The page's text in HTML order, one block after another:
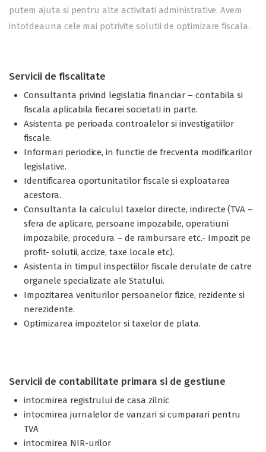
putem ajuta si pentru alte activitati administrative. Avem
intotdeauna cele mai potrivite solutii de optimizare fiscala.
Servicii de fiscalitate
Consultanta privind legislatia financiar – contabila si
fiscala aplicabila fiecarei societati in parte.
Asistenta pe perioada controalelor si investigatiilor
fiscale.
Informari periodice, in functie de frecventa modificarilor
legislative.
Identificarea oportunitatilor fiscale si exploatarea
acestora.
Consultanta la calculul taxelor directe, indirecte (TVA –
sfera de aplicare, persoane impozabile, operatiuni
impozabile, procedura – de rambursare etc.- Impozit pe
profit- solutii, accize, taxe locale etc).
Asistenta in timpul inspectiilor fiscale derulate de catre
organele specializate ale Statului.
Impozitarea veniturilor persoanelor fizice, rezidente si
nerezidente.
Optimizarea impozitelor si taxelor de plata.
Servicii de contabilitate primara si de gestiune
intocmirea registrului de casa zilnic
intocmirea jurnalelor de vanzari si cumparari pentru
TVA
intocmirea NIR-urilor